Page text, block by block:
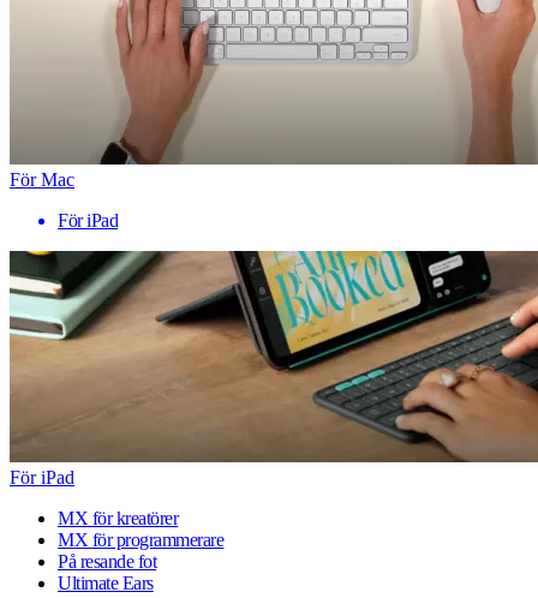
För Mac
För iPad
För iPad
MX för kreatörer
MX för programmerare
På resande fot
Ultimate Ears